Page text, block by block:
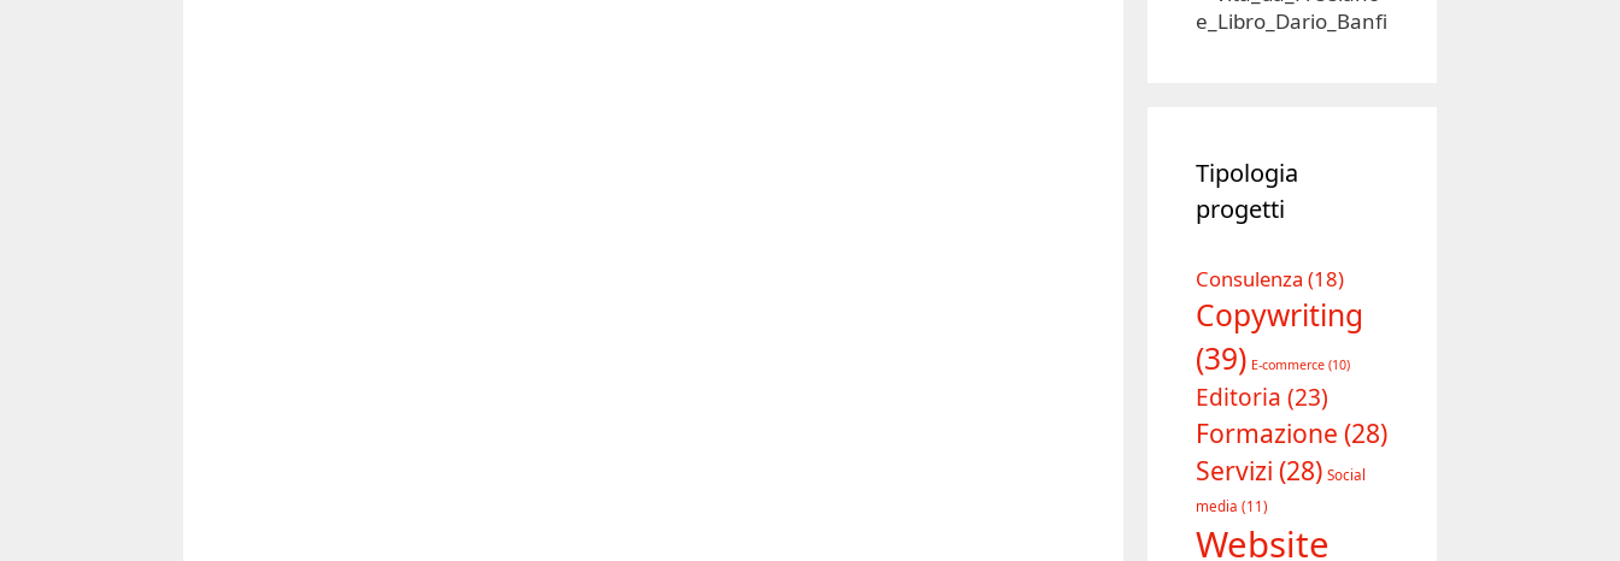
Tipologia
progetti
Consulenza (18)
Copywriting
(39) E-commerce (10)
Editoria (23)
Formazione (28)
Servizi (28) Social
media (11)
Website